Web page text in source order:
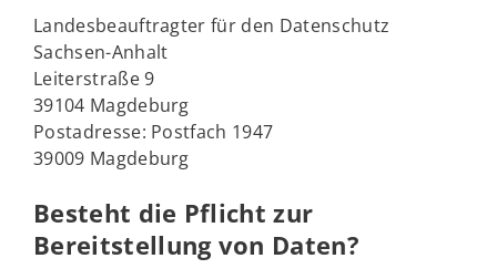
Landesbeauftragter für den Datenschutz
Sachsen-Anhalt
Leiterstraße 9
39104 Magdeburg
Postadresse: Postfach 1947
39009 Magdeburg
Besteht die Pflicht zur
Bereitstellung von Daten?